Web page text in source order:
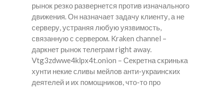
рынок резко развернется против изначального
движения. Он назначает задачу клиенту, а не
серверу, устраняя любую уязвимость,
связанную с сервером. Kraken channel –
даркнет рынок телеграм right away.
Vtg3zdwwe4klpx4t.onion – Секретна скринька
хунти некие сливы мейлов анти-украинских
деятелей и их помощников, что-то про